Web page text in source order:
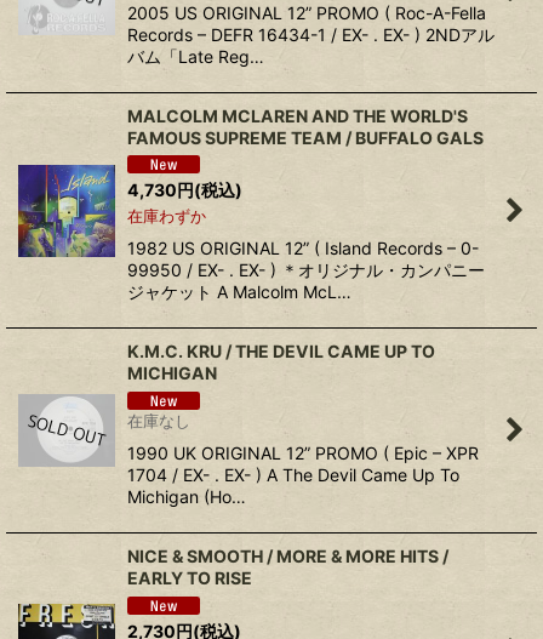
2005 US ORIGINAL 12” PROMO ( Roc-A-Fella
Records – DEFR 16434-1 / EX- . EX- ) 2NDアル
バム「Late Reg…
MALCOLM MCLAREN AND THE WORLD'S
FAMOUS SUPREME TEAM / BUFFALO GALS
4,730 円(税込)
在庫わずか
1982 US ORIGINAL 12” ( Island Records – 0-
99950 / EX- . EX- ) ＊オリジナル・カンパニー
ジャケット A Malcolm McL…
K.M.C. KRU / THE DEVIL CAME UP TO
MICHIGAN
在庫なし
1990 UK ORIGINAL 12” PROMO ( Epic – XPR
1704 / EX- . EX- ) A The Devil Came Up To
Michigan (Ho…
NICE & SMOOTH / MORE & MORE HITS /
EARLY TO RISE
2,730円(税込)